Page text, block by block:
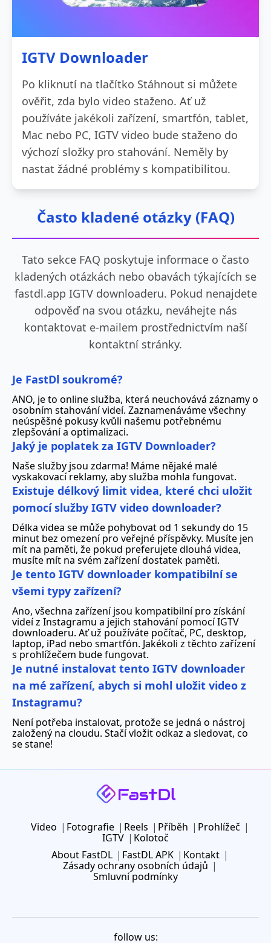
IGTV Downloader
Po kliknutí na tlačítko Stáhnout si můžete
ověřit, zda bylo video staženo. Ať už
používáte jakékoli zařízení, smartfón, tablet,
Mac nebo PC, IGTV video bude staženo do
výchozí složky pro stahování. Neměly by
nastat žádné problémy s kompatibilitou.
Často kladené otázky (FAQ)
Tato sekce FAQ poskytuje informace o často
kladených otázkách nebo obavách týkajících se
fastdl.app IGTV downloaderu. Pokud nenajdete
odpověď na svou otázku, neváhejte nás
kontaktovat e-mailem prostřednictvím naší
kontaktní stránky.
Je FastDl soukromé?
ANO, je to online služba, která neuchovává záznamy o
osobním stahování videí. Zaznamenáváme všechny
neúspěšné pokusy kvůli našemu potřebnému
zlepšování a optimalizaci.
Jaký je poplatek za IGTV Downloader?
Naše služby jsou zdarma! Máme nějaké malé
vyskakovací reklamy, aby služba mohla fungovat.
Existuje délkový limit videa, které chci uložit
pomocí služby IGTV video downloader?
Délka videa se může pohybovat od 1 sekundy do 15
minut bez omezení pro veřejné příspěvky. Musíte jen
mít na paměti, že pokud preferujete dlouhá videa,
musíte mít na svém zařízení dostatek paměti.
Je tento IGTV downloader kompatibilní se
všemi typy zařízení?
Ano, všechna zařízení jsou kompatibilní pro získání
videí z Instagramu a jejich stahování pomocí IGTV
downloaderu. Ať už používáte počítač, PC, desktop,
laptop, iPad nebo smartfón. Jakékoli z těchto zařízení
s prohlížečem bude fungovat.
Je nutné instalovat tento IGTV downloader
na mé zařízení, abych si mohl uložit video z
Instagramu?
Není potřeba instalovat, protože se jedná o nástroj
založený na cloudu. Stačí vložit odkaz a sledovat, co
se stane!
Video Fotografie Reels Příběh
Prohlížeč
IGTV
Kolotoč
About FastDL
FastDL APK
Kontakt
Zásady ochrany osobních údajů
Smluvní podmínky
follow us: